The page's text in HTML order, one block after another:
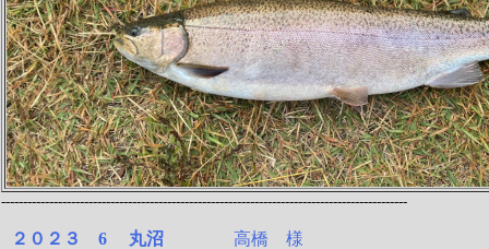
---------------------------------------------------------------------------------------------
２０２３ 6 丸沼 高橋 様